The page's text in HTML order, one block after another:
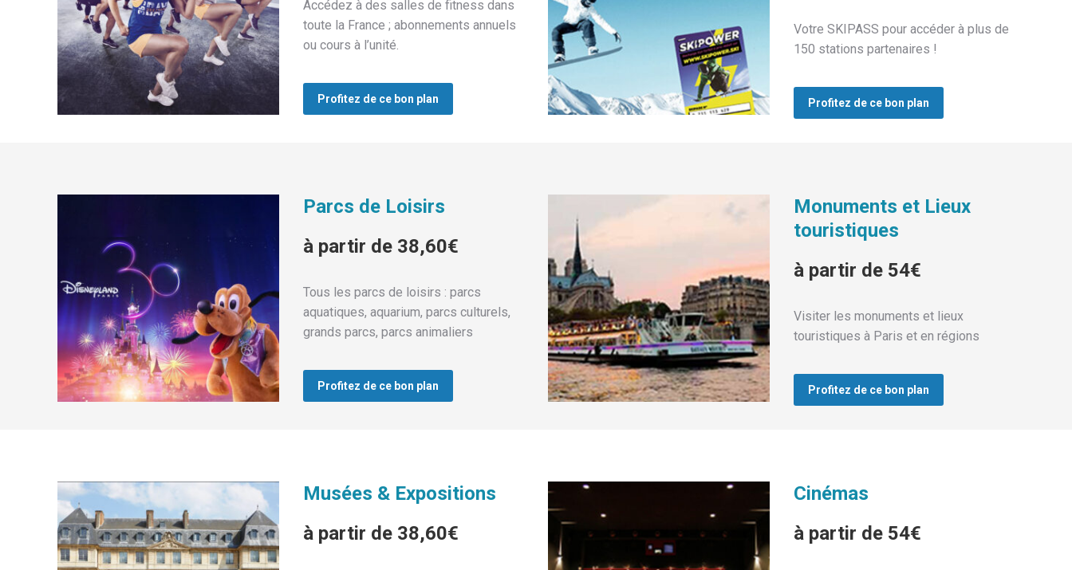
Accédez à des salles de fitness dans
toute la France ; abonnements annuels
ou cours à l’unité.
Profitez de ce bon plan
Votre SKIPASS pour accéder à plus de
150 stations partenaires !
Profitez de ce bon plan
Parcs de Loisirs
à partir de 38,60€
Tous les parcs de loisirs : parcs
aquatiques, aquarium, parcs culturels,
grands parcs, parcs animaliers
Profitez de ce bon plan
Monuments et Lieux
touristiques
à partir de 54€
Visiter les monuments et lieux
touristiques à Paris et en régions
Profitez de ce bon plan
Musées & Expositions
à partir de 38,60€
Cinémas
à partir de 54€